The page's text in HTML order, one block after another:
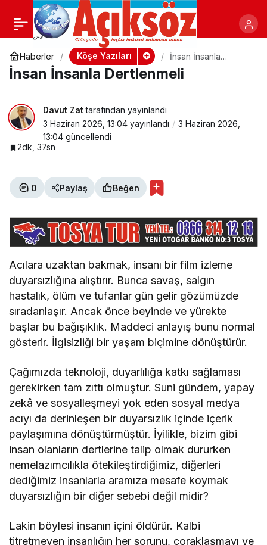
Haberler Köşe Yazıları
İnsan İnsanla
Dertlenmeli
İnsan İnsanla Dertlenmeli
Davut Zattarafından yayınlandı
3 Haziran 2026, 13:04 yayınlandı
3 Haziran 2026,
13:04 güncellendi
2dk, 37sn
0 Paylaş Beğen
Acılara uzaktan bakmak, insanı bir film izleme
duyarsızlığına alıştırır. Bunca savaş, salgın
hastalık, ölüm ve tufanlar gün gelir gözümüzde
sıradanlaşır. Ancak önce beyinde ve yürekte
başlar bu bağışıklık. Maddeci anlayış bunu normal
gösterir. İlgisizliği bir yaşam biçimine dönüştürür.
Çağımızda teknoloji, duyarlılığa katkı sağlaması
gerekirken tam zıttı olmuştur. Suni gündem, yapay
zekâ ve sosyalleşmeyi yok eden sosyal medya
acıyı da derinleşen bir duyarsızlık içinde içerik
paylaşımına dönüştürmüştür. İyilikle, bizim gibi
insan olanların dertlerine talip olmak dururken
nemelazımcılıkla ötekileştirdiğimiz, diğerleri
dediğimiz insanlarla aramıza mesafe koymak
duyarsızlığın bir diğer sebebi değil midir?
Lakin böylesi insanın içini öldürür. Kalbi
titretmeyen insanlığın her sorunu, çoraklaşmayı ve
Kurban ve Teslimiyet Paylaş